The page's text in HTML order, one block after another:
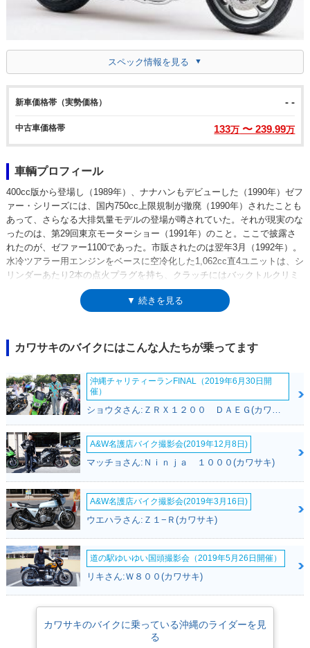
スペック情報を見る
新車価格帯（実勢価格） - -
中古車価格帯 133万 〜 239.99万
車輌プロフィール
400cc版から登場し（1989年）、ナナハンもデビューした（1990年）ゼフ
ァー・シリーズには、国内750cc上限規制が撤廃（1990年）されたことも
あって、さらなる大排気量モデルの登場が噂されていた。それが現実のな
ったのは、第29回東京モーターショー（1991年）のこと。ここで披露さ
れたのが、ゼファー1100であった。市販されたのは翌年3月（1992年）。
水冷ツアラー用エンジンをベースに空冷化した1,062cc直4ユニットは、シ
リンダーあたり2本の点火プラグを持ち、クラッチにはバックトルクリミ
ッターも装備されていた。また、400や750と違い、フロントタイヤには
18インチ（リアは17インチ）ホイールが採用されていた。1992年から
だったが、生産の中止も平成19年排出ガス規制によるもの。少なからぬモ
デルがモデルヒストリーを終える中に、ゼファー1100の名前もあった。
派生モデルとしては、スポークホイール仕様のゼファー1100RS（1996-
2003）も存在した。
▼ 続きを見る
カワサキのバイクにはこんな人たちが乗ってます
沖縄チャリティーランFINAL（2019年6月30日開
催）
A&W名護店バイク撮影会(2019年12月8日)
マッチョさん:Ｎｉｎｊａ １０００(カワサキ)
A&W名護店バイク撮影会(2019年3月16日)
ウエハラさん:Ｚ１−Ｒ(カワサキ)
道の駅ゆいゆい国頭撮影会（2019年5月26日開催）
リキさん:Ｗ８００(カワサキ)
カワサキのバイクに乗っている沖縄のライダーを見
る